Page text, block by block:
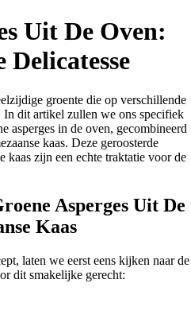
Uit De Oven:
groente die op verschillende
dit artikel zullen we ons specifiek
asperges in de oven, gecombineerd
kaas. Deze geroosterde
kaas zijn een echte traktatie voor de
Asperges Uit De
Kaas
laten we eerst eens kijken naar de
dit smakelijke gerecht: